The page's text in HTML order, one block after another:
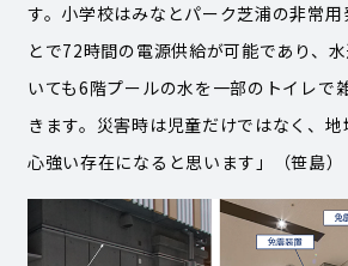
す。小学校はみなとパーク芝浦の非常
とで72時間の電源供給が可能であり、
いても6階プールの水を一部のトイレで
きます。災害時は児童だけではなく、地
心強い存在になると思います」（笹島）